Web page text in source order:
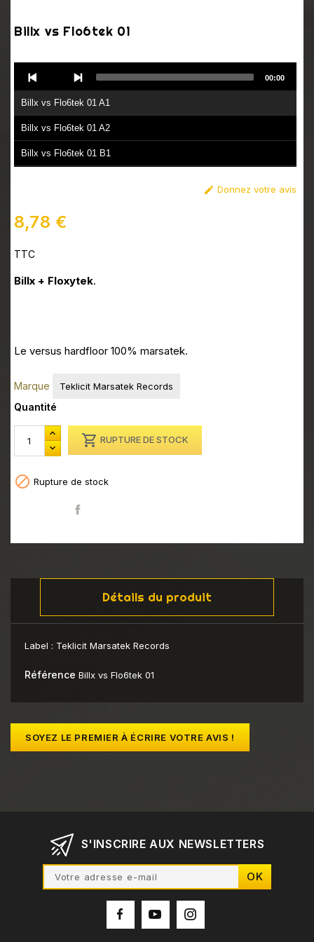
Billx vs Flo6tek 01
Player
Billx vs Flo6tek 01 A1
Billx vs Flo6tek 01 A2
Billx vs Flo6tek 01 B1
00:00
 Donnez votre avis
8,78 €
TTC
Billx + Floxytek.
Le versus hardfloor 100% marsatek.
Marque Teklicit Marsatek Records
Quantité
 RUPTURE DE STOCK
 Rupture de stock
Détails du produit
Label : Teklicit Marsatek Records
Référence Billx vs Flo6tek 01
SOYEZ LE PREMIER À ÉCRIRE VOTRE AVIS !
S'INSCRIRE AUX NEWSLETTERS